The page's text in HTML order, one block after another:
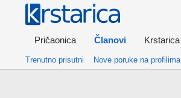
Pričaonica Članovi Krstarica
Trenutno prisutni Nove poruke na profilima